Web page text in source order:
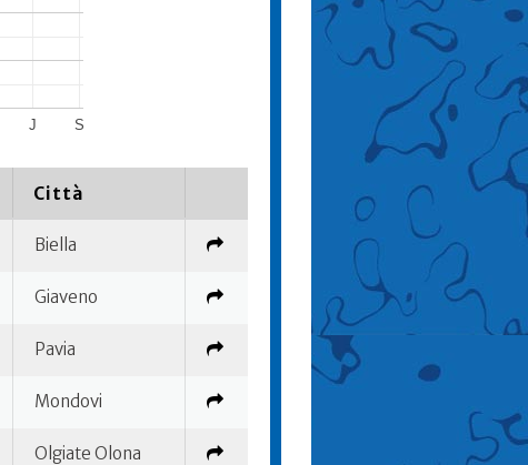
J S
Città
Biella
Giaveno
Pavia
Mondovi
Olgiate Olona